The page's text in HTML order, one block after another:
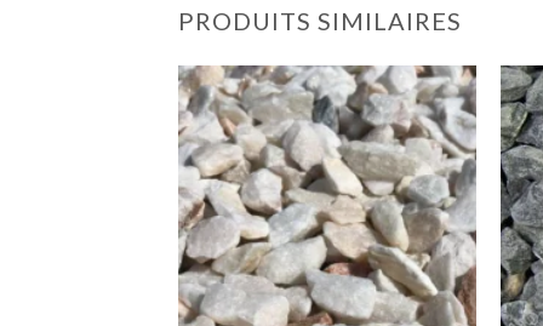
PRODUITS SIMILAIRES